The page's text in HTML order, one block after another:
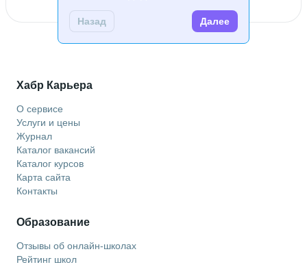
Назад Далее
Хабр Карьера
О сервисе
Услуги и цены
Журнал
Каталог вакансий
Каталог курсов
Карта сайта
Контакты
Образование
Отзывы об онлайн-школах
Рейтинг школ